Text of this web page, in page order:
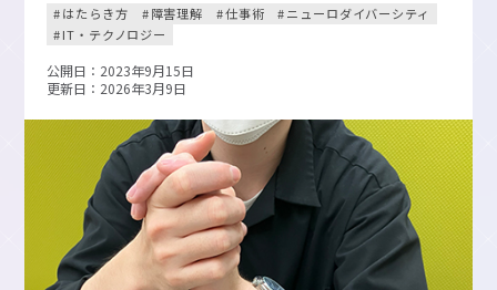
はたらき方 障害理解 仕事術
ニューロダイバーシティ
IT・テクノロジー
公開日：2023年9月15日
更新日：2026年3月9日